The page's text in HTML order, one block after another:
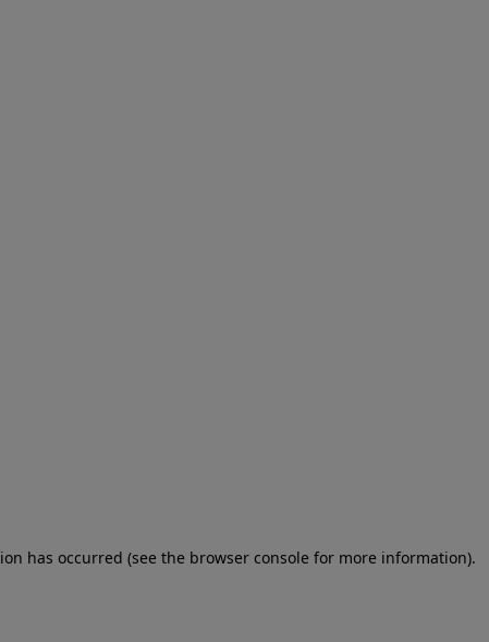
has occurred (see the browser console for more information).